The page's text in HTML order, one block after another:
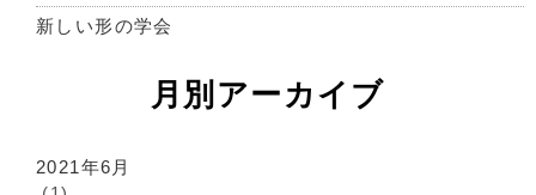
新しい形の学会
月別アーカイブ
2021年6月